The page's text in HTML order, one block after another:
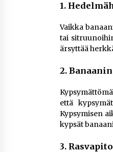
1.
Vaikka
tai
ärsyttää
2.
että
Kypsymisen
kypsät
3.